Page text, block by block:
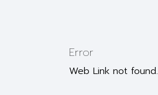
Error
Web Link not found.